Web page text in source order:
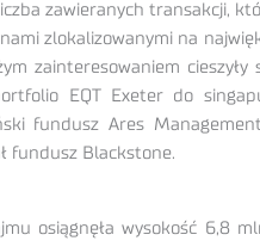
zawieranych transakcji,
zlokalizowanymi na
zainteresowaniem
EQT Exeter do
fundusz Ares
fundusz Blackstone.
osiągnęła wysokość 6,8